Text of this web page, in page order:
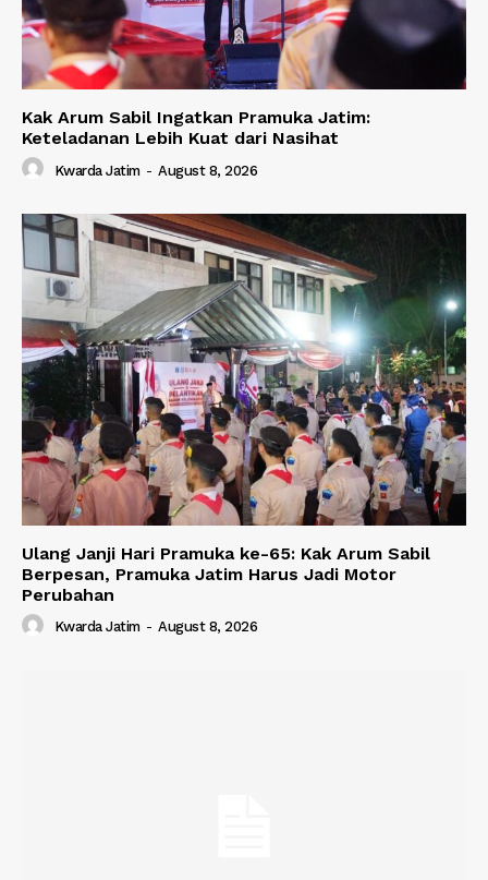
Kak Arum Sabil Ingatkan Pramuka Jatim:
Keteladanan Lebih Kuat dari Nasihat
Kwarda Jatim - August 8, 2026
Ulang Janji Hari Pramuka ke-65: Kak Arum Sabil
Berpesan, Pramuka Jatim Harus Jadi Motor
Perubahan
Kwarda Jatim - August 8, 2026